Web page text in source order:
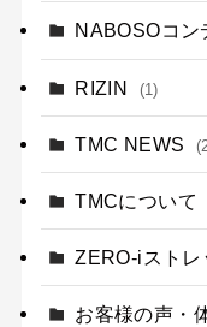
NABOSOコン
RIZIN (1)
TMC NEWS
TMCについて
ZERO-iストレ
お客様の声・